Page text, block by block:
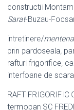
constructii
Sarat-Buzau-
intretinere/
prin pardoseala,
rafturi frigorifice,
interfoane de
RAFT
termopan SC